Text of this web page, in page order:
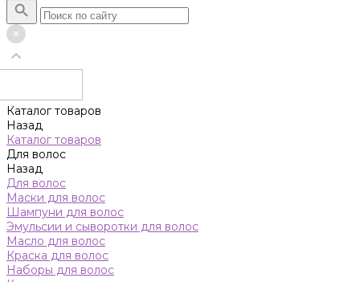
Каталог товаров
Назад
Каталог товаров
Для волос
Назад
Для волос
Маски для волос
Шампуни для волос
Эмульсии и сыворотки для волос
Масло для волос
Краска для волос
Наборы для волос